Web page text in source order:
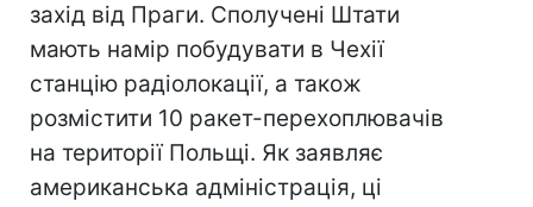
захід від Праги. Сполучені Штати
мають намір побудувати в Чехії
станцію радіолокації, а також
розмістити 10 ракет-перехоплювачів
на території Польщі. Як заявляє
американська адміністрація, ці